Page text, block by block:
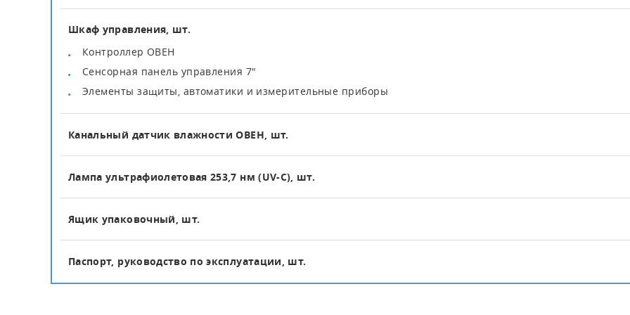
Шкаф управления, шт.
Контроллер ОВЕН
Сенсорная панель управления 7"
Элементы защиты, автоматики и измерительные приборы
Канальный датчик влажности ОВЕН, шт.
Лампа ультрафиолетовая 253,7 нм (UV-C), шт.
Ящик упаковочный, шт.
Паспорт, руководство по эксплуатации, шт.